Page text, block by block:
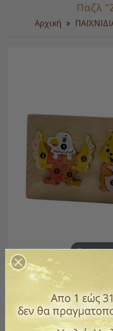
Παζλ
Αρχική
Πατήστε
Παζλ "Ζωάκια"
2211-03
2,50 €